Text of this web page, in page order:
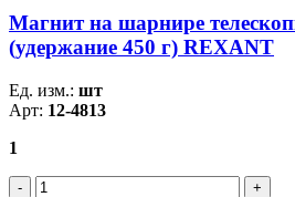
Магнит на шарнире
(удержание 450 г) REXANT
Ед. изм.: шт
Арт: 12-4813
1